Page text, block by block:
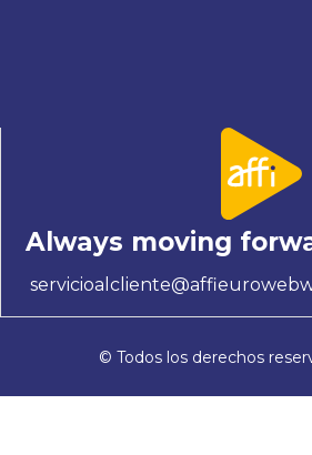
Always moving
© Todos los derechos